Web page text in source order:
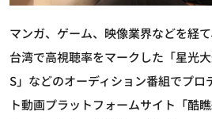
マンガ、ゲーム、映像業界などを経
台湾で高視聴率をマークした「星光
S」などのオーディション番組でプロ
ト動画プラットフォームサイト「酷